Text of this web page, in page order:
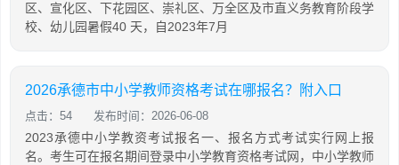
区、宣化区、下花园区、崇礼区、万全区及市直义务教育阶段学
校、幼儿园暑假40 天，自2023年7月
2026承德市中小学教师资格考试在哪报名？附入口
点击：54 发布时间：2026-06-08
2023承德中小学教资考试报名一、报名方式考试实行网上报
名。考生可在报名期间登录中小学教育资格考试网，中小学教师